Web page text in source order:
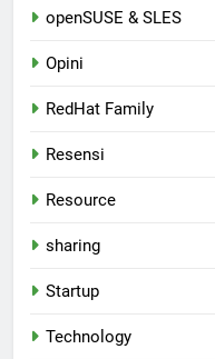
openSUSE & SLES
Opini
RedHat Family
Resensi
Resource
sharing
Startup
Technology